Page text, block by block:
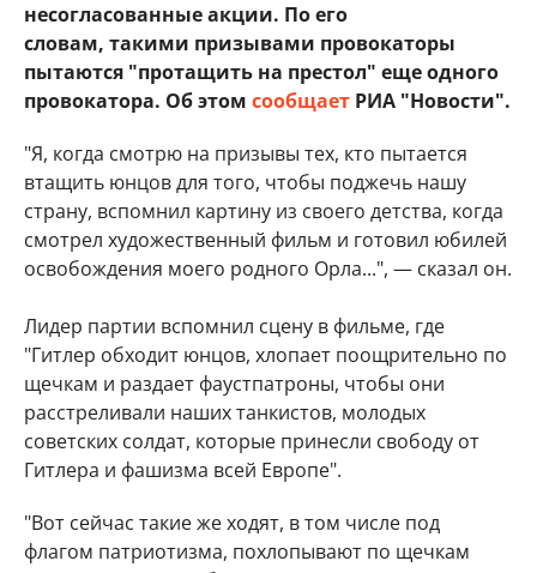
несогласованные акции. По его
словам, такими призывами провокаторы
пытаются "протащить на престол" еще одного
провокатора. Об этом сообщает РИА "Новости".
"Я, когда смотрю на призывы тех, кто пытается
втащить юнцов для того, чтобы поджечь нашу
страну, вспомнил картину из своего детства, когда
смотрел художественный фильм и готовил юбилей
освобождения моего родного Орла...", — сказал он.
Лидер партии вспомнил сцену в фильме, где
"Гитлер обходит юнцов, хлопает поощрительно по
щечкам и раздает фаустпатроны, чтобы они
расстреливали наших танкистов, молодых
советских солдат, которые принесли свободу от
Гитлера и фашизма всей Европе".
"Вот сейчас такие же ходят, в том числе под
флагом патриотизма, похлопывают по щечкам